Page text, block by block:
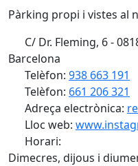
Pàrking propi i vistes al
C/ Dr. Fleming, 6 -
Barcelona
Telèfon: 938 663 191
Telèfon: 661 206 321
Adreça electrònica:
Lloc web:
Horari:
Dimecres, dijous i